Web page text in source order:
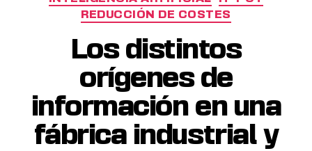
REDUCCIÓN DE COSTES
Los distintos
orígenes de
información en una
fábrica industrial y